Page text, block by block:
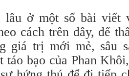
lâu ở một số bài viết
cách trên đây, để
giá trị mới mẻ, sâu
táo bạo của Phan